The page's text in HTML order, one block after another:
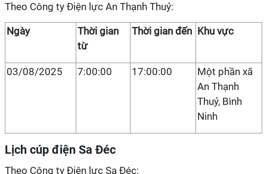
Theo Công ty Điện lực An Thạnh Thuỷ:
Ngày
Thời gian
từ
Thời gian đến Khu vực
03/08/2025 7:00:00 17:00:00
Một phần xã
An Thạnh
Thuỷ, Bình
Ninh
Lịch cúp điện Sa Đéc
Theo Công ty Điện lực Sa Đéc: